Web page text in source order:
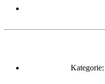
Kategorie: